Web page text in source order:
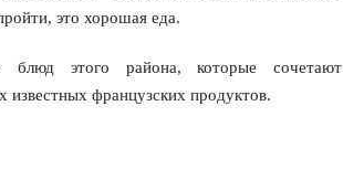
это хорошая еда.
блюд этого района, которые сочетают
известных французских продуктов.